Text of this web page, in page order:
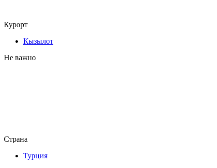
Курорт
Кызылот
Не важно
Страна
Турция